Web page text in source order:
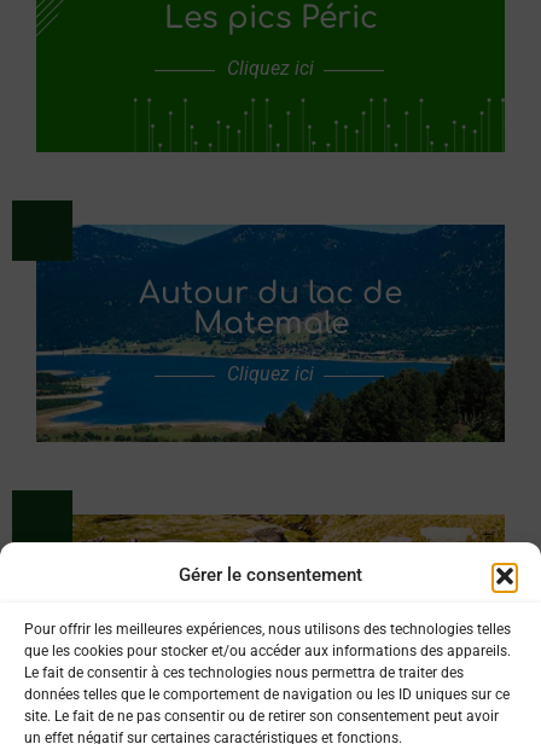
Gérer le consentement
Pour offrir les meilleures expériences, nous utilisons des technologies telles
que les cookies pour stocker et/ou accéder aux informations des appareils.
Le fait de consentir à ces technologies nous permettra de traiter des
données telles que le comportement de navigation ou les ID uniques sur ce
site. Le fait de ne pas consentir ou de retirer son consentement peut avoir
un effet négatif sur certaines caractéristiques et fonctions.
Les pics Péric
Cliquez ici
Autour du lac de
Matemale
Cliquez ici
Cliquez ici